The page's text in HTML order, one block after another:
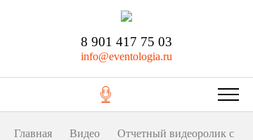
8 901 417 75 03
info@eventologia.ru
Главная Видео
Отчетный видеоролик с